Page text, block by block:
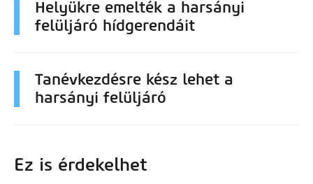
Helyükre emelték a harsányi
felüljáró hídgerendáit
Tanévkezdésre kész lehet a
harsányi felüljáró
Ez is érdekelhet